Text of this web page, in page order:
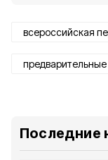
всероссийская
предварительные
Последние